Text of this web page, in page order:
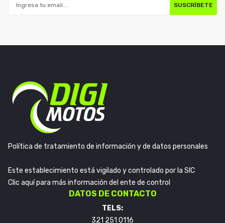
SUSCRÍBETE
Política de tratamiento de información y de datos personales
Este establecimiento está vigilado y controlado por la SIC
Clic aquí para más información del ente de control
DATOS DE CONTACTO
TELS:
321 251 0116